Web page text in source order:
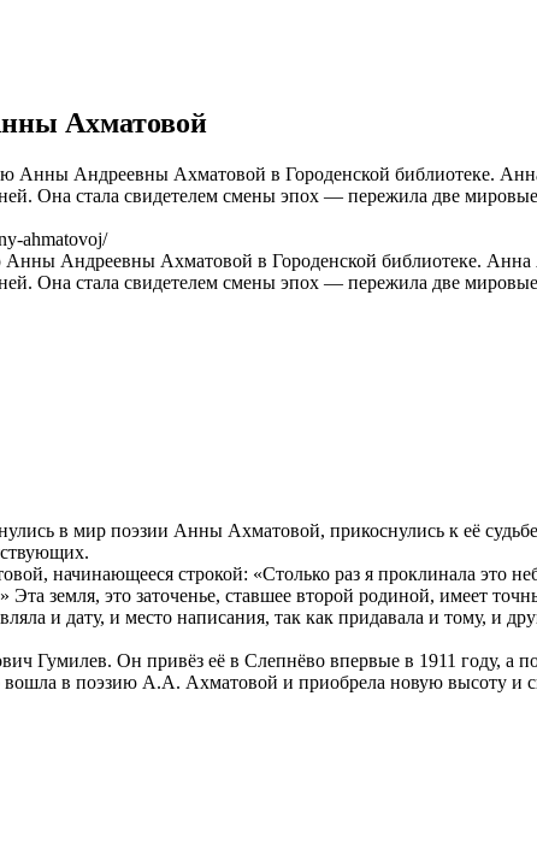
Ахматовой
Андреевны Ахматовой в Городенской библиотеке.
Она стала свидетелем смены эпох — пережила две
ahmatovoj/
Андреевны Ахматовой в Городенской библиотеке. Анна
Она стала свидетелем смены эпох — пережила две
в мир поэзии Анны Ахматовой, прикоснулись к её
начинающееся строкой: «Столько раз я проклинала это
земля, это заточенье, ставшее второй родиной, имеет
и дату, и место написания, так как придавала и тому, и
Он привёз её в Слепнёво впервые в 1911 году, а
в поэзию А.А. Ахматовой и приобрела новую высоту и